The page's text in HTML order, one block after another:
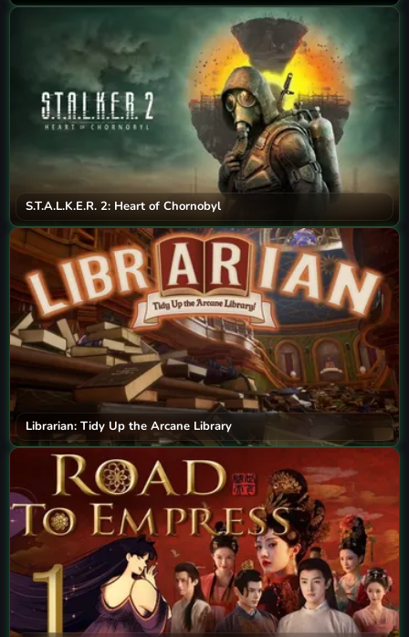
S.T.A.L.K.E.R. 2: Heart of Chornobyl
Librarian: Tidy Up the Arcane Library